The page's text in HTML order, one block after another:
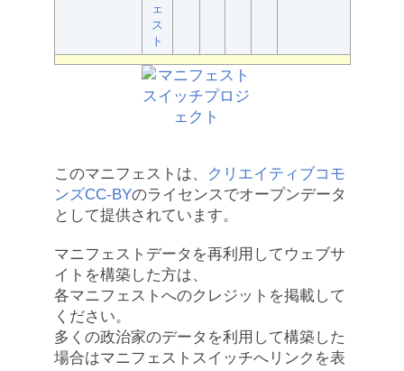
ェ
ス
ト
このマニフェストは、
クリエイティブコモ
ンズCC-BYのライセンスでオープンデータ
として提供されています。
マニフェストデータを再利用してウェブサ
イトを構築した方は、
各マニフェストへのクレジットを掲載して
ください。
多くの政治家のデータを利用して構築した
場合はマニフェストスイッチへリンクを表